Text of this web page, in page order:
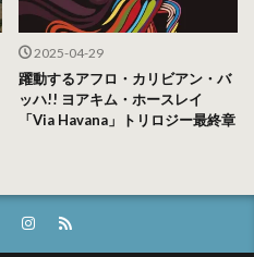
2025-04-29
躍動するアフロ・カリビアン・バ
ッハ!! ヨアキム・ホースレイ
「Via Havana」トリロジー最終章